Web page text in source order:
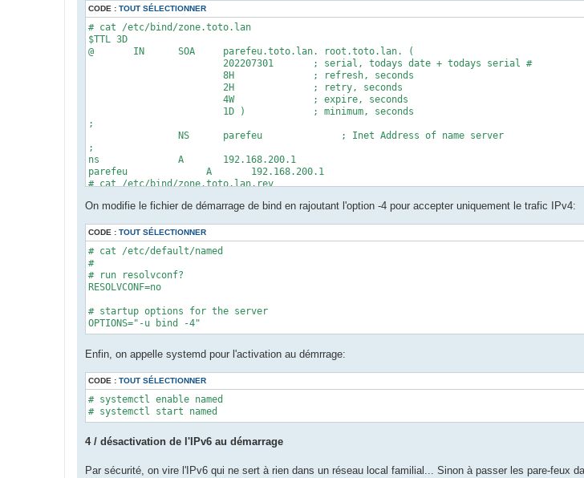
    allow-update { "none"; };
    notify no;
};
CODE : TOUT SÉLECTIONNER
# cat /etc/bind/zone.toto.lan
$TTL 3D
@       IN      SOA     parefeu.toto.lan. root.toto.lan. (
                        202207301       ; serial, todays date + todays serial #
                        8H              ; refresh, seconds
                        2H              ; retry, seconds
                        4W              ; expire, seconds
                        1D )            ; minimum, seconds
;
                NS      parefeu              ; Inet Address of name server
;
ns              A       192.168.200.1
parefeu              A       192.168.200.1
# cat /etc/bind/zone.toto.lan.rev
@       IN      SOA     parefeu.toto.lan. root.toto.lan. (
                        8H      ; Refresh
                        2H      ; Retry
                        4W      ; Expire
                        1D)     ; Minimum TTL
                NS      parefeu.toto.lan.
1               PTR     parefeu.toto.lan.
On modifie le fichier de démarrage de bind en rajoutant l'option -4 pour accepter uniquement le trafic IPv4:
CODE : TOUT SÉLECTIONNER
# cat /etc/default/named
#
# run resolvconf?
RESOLVCONF=no
# startup options for the server
OPTIONS="-u bind -4"
Enfin, on appelle systemd pour l'activation au démrrage:
CODE : TOUT SÉLECTIONNER
# systemctl enable named
# systemctl start named
4 / désactivation de l'IPv6 au démarrage
Par sécurité, on vire l'IPv6 qui ne sert à rien dans un réseau local familial... Sinon à passer les pare-feux